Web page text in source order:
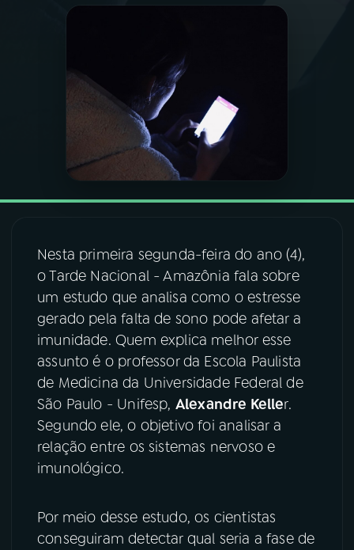
PODCASTS
VIDEOCASTS
07ÚLTIMAS
08 FESTIVAL DE MÚSICA
ACOMPANHE A RÁDIO NACIONAL
YouTube Facebook
Instagram X
TikTok
Nesta primeira segunda-feira do ano (4),
o Tarde Nacional - Amazônia fala sobre
um estudo que analisa como o estresse
gerado pela falta de sono pode afetar a
imunidade. Quem explica melhor esse
assunto é o professor da Escola Paulista
de Medicina da Universidade Federal de
São Paulo - Unifesp, Alexandre Keller.
Segundo ele, o objetivo foi analisar a
relação entre os sistemas nervoso e
imunológico.
Por meio desse estudo, os cientistas
conseguiram detectar qual seria a fase de